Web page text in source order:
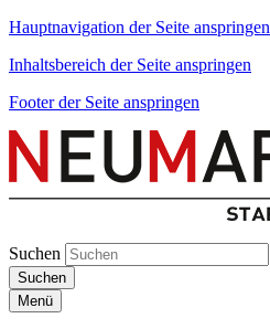
Hauptnavigation der Seite anspringen
Inhaltsbereich der Seite anspringen
Footer der Seite anspringen
Suchen
Suchen
Menü